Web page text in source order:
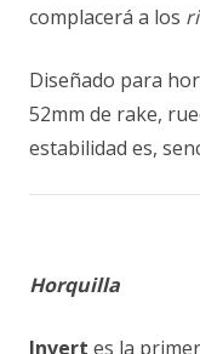
complacerá a los
Diseñado para
52mm de rake,
estabilidad es,
Horquilla
Invert es la